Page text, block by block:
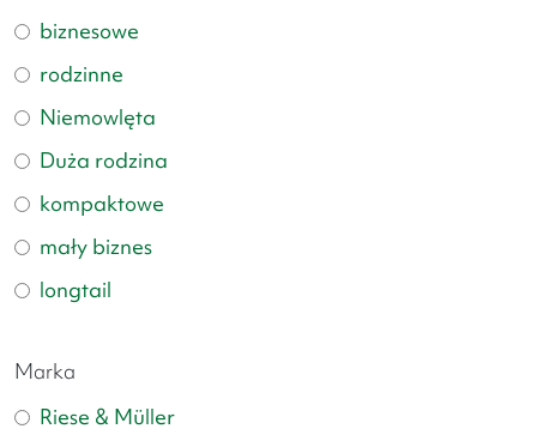
biznesowe
rodzinne
Niemowlęta
Duża rodzina
kompaktowe
mały biznes
longtail
Marka
Riese & Müller